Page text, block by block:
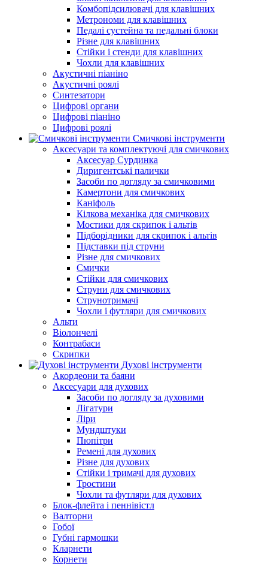
Комбопідсилювачі для клавішних
Метрономи для клавішних
Педалі сустейна та педальні блоки
Різне для клавішних
Стійки і стенди для клавішних
Чохли для клавішних
Акустичні піаніно
Акустичні роялі
Синтезатори
Цифрові органи
Цифрові піаніно
Цифрові роялі
Смичкові інструменти
Аксесуари та комплектуючі для смичкових
Аксесуар Сурдинка
Диригентські палички
Засоби по догляду за смичковими
Камертони для смичкових
Каніфоль
Кілкова механіка для смичкових
Мостики для скрипок і альтів
Підборiдники для скрипок і альтів
Підставки під струни
Різне для смичкових
Смички
Стійки для смичкових
Струни для смичкових
Струнотримачі
Чохли і футляри для смичкових
Альти
Віолончелі
Контрабаси
Скрипки
Духові інструменти
Акордеони та баяни
Аксесуари для духових
Засоби по догляду за духовими
Лігатури
Ліри
Мундштуки
Пюпітри
Ремені для духових
Різне для духових
Стійки і тримачі для духових
Тростини
Чохли та футляри для духових
Блок-флейта і пеннівістл
Валторни
Гобої
Губні гармошки
Кларнети
Корнети